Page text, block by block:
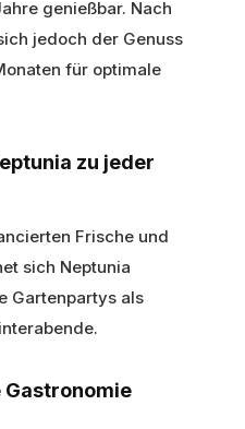
genießbar. Nach
jedoch der Genuss
für optimale
zu jeder
Frische und
sich Neptunia
Gartenpartys als
Gastronomie